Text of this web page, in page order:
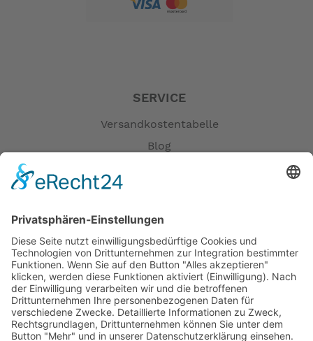
SERVICE
Versandkostentabelle
Blog
Versandpartner
Verfügbarkeiten
Zahlung und Versand
Datenschutz